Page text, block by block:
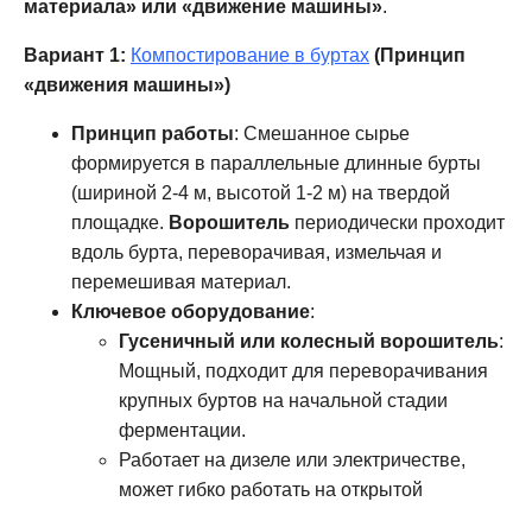
материала» или «движение машины».
Вариант 1: Компостирование в буртах (Принцип
«движения машины»)
Принцип работы: Смешанное сырье
формируется в параллельные длинные бурты
(шириной 2-4 м, высотой 1-2 м) на твердой
площадке. Ворошитель периодически проходит
вдоль бурта, переворачивая, измельчая и
перемешивая материал.
Ключевое оборудование:
Гусеничный или колесный ворошитель:
Мощный, подходит для переворачивания
крупных буртов на начальной стадии
ферментации.
Работает на дизеле или электричестве,
может гибко работать на открытой